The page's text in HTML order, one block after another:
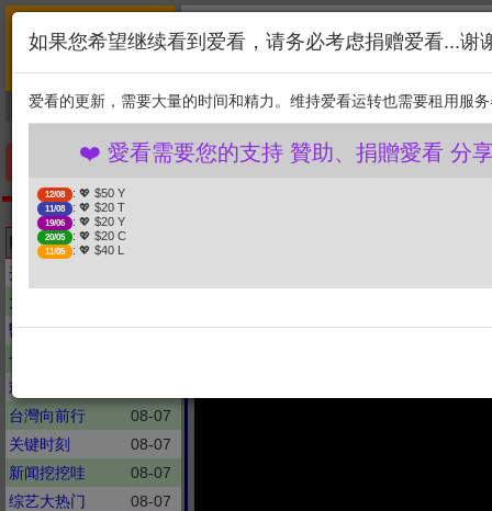
新闻
综艺 剧集
捐贈幫助
手机优先版
❤️ 愛看需要您的支持 贊助、捐贈愛
: 💖 $50 Y
11/08
19/06 : 💖 $20 Y
2. 点击捐赠
Latest updates
开讲啦
大话新闻
醫學大聯盟
08-07
一袋女王
欢乐智多星
台灣向前行
08-07
关键时刻
08-07
新闻挖挖哇
08-07
综艺大热门
08-07
如果您希望继续看到爱看，请务必考虑捐赠爱看...谢
爱看的更新，需要大量的时间和精力。维持爱看运转也需要租用服
看需要您的支持 贊助、捐贈愛看 分享、傳播
12/08 : 💖 $50 Y
11/08 : 💖 $20 T
19/06 : 💖 $20 Y
20/05 : 💖 $20 C
11/05 : 💖 $40 L